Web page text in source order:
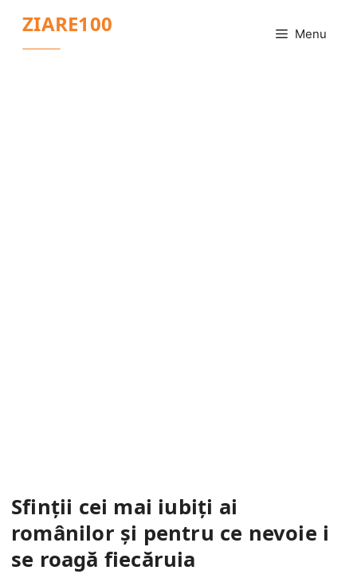
conținut
ZIARE100 Menu
Sfinții cei mai iubiți ai
românilor și pentru ce nevoie i
se roagă fiecăruia